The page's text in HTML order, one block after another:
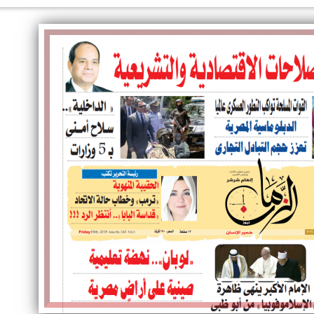
الكاتبة إلهام شرشر تهنئ الرئيس
السيسي بعيد ميلاده وتُشيد بجهوده
في بناء الدولة
رسالتى لآخر الزمان «محطة الضبعة
النووية»... من الحلم إلى التنفيذ